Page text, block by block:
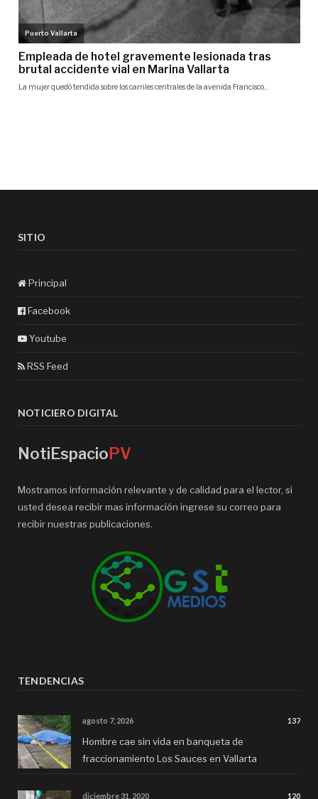
SITIO
Principal
Facebook
Youtube
RSS Feed
NOTICIERO DIGITAL
NotiEspacioPV
Mostramos información relevante y de calidad para el lector, si
usted desea recibir mas información ingrese su correo para
recibir nuestras publicaciones.
TENDENCIAS
agosto 7, 2026 137
Hombre cae sin vida en banqueta de
fraccionamiento Los Sauces en Vallarta
diciembre 31, 2020 120